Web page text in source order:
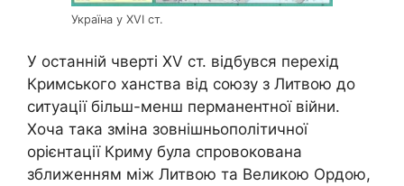
Україна у XVI ст.
У останній чверті XV ст. відбувся перехід
Кримського ханства від союзу з Литвою до
ситуації більш-менш перманентної війни.
Хоча така зміна зовнішньополітичної
орієнтації Криму була спровокована
зближенням між Литвою та Великою Ордою,